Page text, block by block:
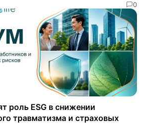
0
роль ESG в снижении
травматизма и страховых